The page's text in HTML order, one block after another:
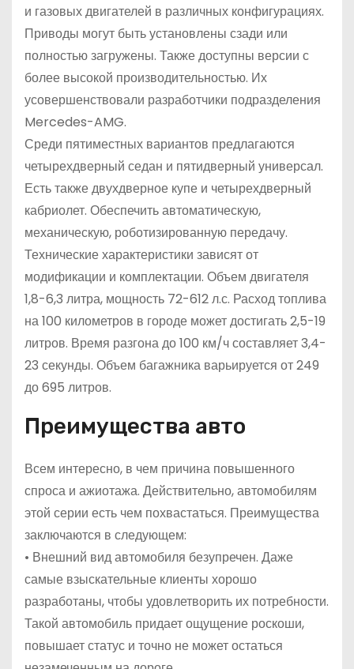
и газовых двигателей в различных конфигурациях.
Приводы могут быть установлены сзади или
полностью загружены. Также доступны версии с
более высокой производительностью. Их
усовершенствовали разработчики подразделения
Mercedes-AMG.
Среди пятиместных вариантов предлагаются
четырехдверный седан и пятидверный универсал.
Есть также двухдверное купе и четырехдверный
кабриолет. Обеспечить автоматическую,
механическую, роботизированную передачу.
Технические характеристики зависят от
модификации и комплектации. Объем двигателя
1,8-6,3 литра, мощность 72-612 л.с. Расход топлива
на 100 километров в городе может достигать 2,5-19
литров. Время разгона до 100 км/ч составляет 3,4-
23 секунды. Объем багажника варьируется от 249
до 695 литров.
Преимущества авто
Всем интересно, в чем причина повышенного
спроса и ажиотажа. Действительно, автомобилям
этой серии есть чем похвастаться. Преимущества
заключаются в следующем:
• Внешний вид автомобиля безупречен. Даже
самые взыскательные клиенты хорошо
разработаны, чтобы удовлетворить их потребности.
Такой автомобиль придает ощущение роскоши,
повышает статус и точно не может остаться